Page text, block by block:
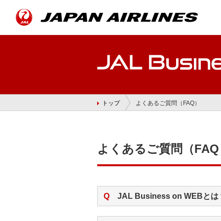
トップ よくあるご質問（FAQ）
よくあるご質問（
Q JAL Business on WEBとは